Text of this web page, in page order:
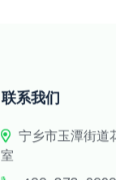
联系我们
宁乡市玉潭街
室